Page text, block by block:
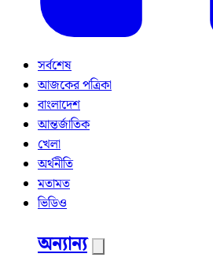
সর্বশেষ
আজকের পত্রিকা
বাংলাদেশ
আন্তর্জাতিক
খেলা
অর্থনীতি
মতামত
ভিডিও
অন্যান্য